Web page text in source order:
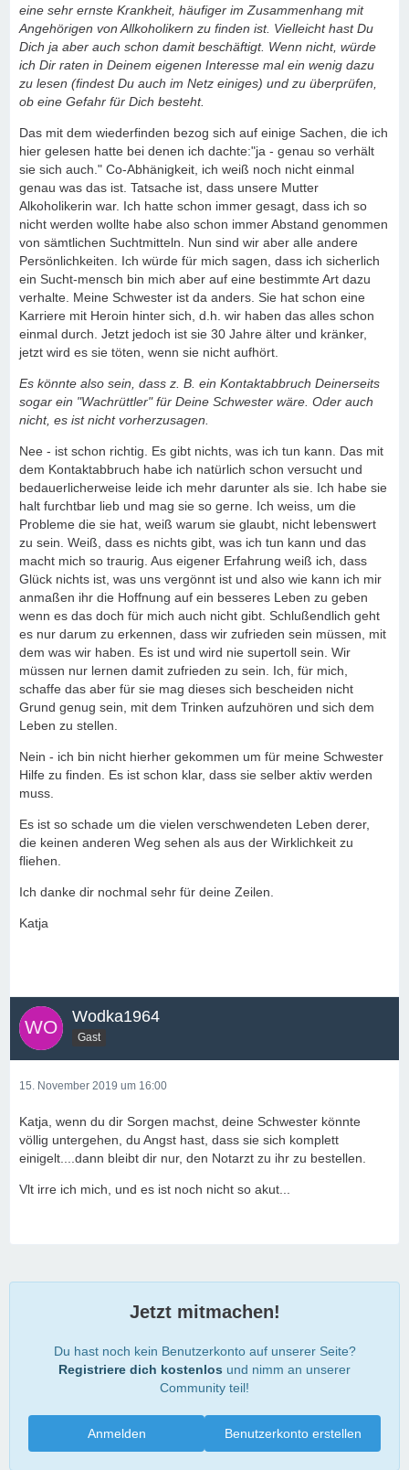
eine sehr ernste Krankheit, häufiger im Zusammenhang mit
Angehörigen von Allkoholikern zu finden ist. Vielleicht hast Du
Dich ja aber auch schon damit beschäftigt. Wenn nicht, würde
ich Dir raten in Deinem eigenen Interesse mal ein wenig dazu
zu lesen (findest Du auch im Netz einiges) und zu überprüfen,
ob eine Gefahr für Dich besteht.
Das mit dem wiederfinden bezog sich auf einige Sachen, die ich
hier gelesen hatte bei denen ich dachte:"ja - genau so verhält
sie sich auch." Co-Abhänigkeit, ich weiß noch nicht einmal
genau was das ist. Tatsache ist, dass unsere Mutter
Alkoholikerin war. Ich hatte schon immer gesagt, dass ich so
nicht werden wollte habe also schon immer Abstand genommen
von sämtlichen Suchtmitteln. Nun sind wir aber alle andere
Persönlichkeiten. Ich würde für mich sagen, dass ich sicherlich
ein Sucht-mensch bin mich aber auf eine bestimmte Art dazu
verhalte. Meine Schwester ist da anders. Sie hat schon eine
Karriere mit Heroin hinter sich, d.h. wir haben das alles schon
einmal durch. Jetzt jedoch ist sie 30 Jahre älter und kränker,
jetzt wird es sie töten, wenn sie nicht aufhört.
Es könnte also sein, dass z. B. ein Kontaktabbruch Deinerseits
sogar ein "Wachrüttler" für Deine Schwester wäre. Oder auch
nicht, es ist nicht vorherzusagen.
Nee - ist schon richtig. Es gibt nichts, was ich tun kann. Das mit
dem Kontaktabbruch habe ich natürlich schon versucht und
bedauerlicherweise leide ich mehr darunter als sie. Ich habe sie
halt furchtbar lieb und mag sie so gerne. Ich weiss, um die
Probleme die sie hat, weiß warum sie glaubt, nicht lebenswert
zu sein. Weiß, dass es nichts gibt, was ich tun kann und das
macht mich so traurig. Aus eigener Erfahrung weiß ich, dass
Glück nichts ist, was uns vergönnt ist und also wie kann ich mir
anmaßen ihr die Hoffnung auf ein besseres Leben zu geben
wenn es das doch für mich auch nicht gibt. Schlußendlich geht
es nur darum zu erkennen, dass wir zufrieden sein müssen, mit
dem was wir haben. Es ist und wird nie supertoll sein. Wir
müssen nur lernen damit zufrieden zu sein. Ich, für mich,
schaffe das aber für sie mag dieses sich bescheiden nicht
Grund genug sein, mit dem Trinken aufzuhören und sich dem
Leben zu stellen.
Nein - ich bin nicht hierher gekommen um für meine Schwester
Hilfe zu finden. Es ist schon klar, dass sie selber aktiv werden
muss.
Es ist so schade um die vielen verschwendeten Leben derer,
die keinen anderen Weg sehen als aus der Wirklichkeit zu
fliehen.
Ich danke dir nochmal sehr für deine Zeilen.
Katja
Wodka1964
Gast
15. November 2019 um 16:00
Katja, wenn du dir Sorgen machst, deine Schwester könnte
völlig untergehen, du Angst hast, dass sie sich komplett
einigelt....dann bleibt dir nur, den Notarzt zu ihr zu bestellen.
Vlt irre ich mich, und es ist noch nicht so akut...
Jetzt mitmachen!
Du hast noch kein Benutzerkonto auf unserer Seite?
Registriere dich kostenlos und nimm an unserer
Community teil!
Benutzerkonto erstellen
Anmelden